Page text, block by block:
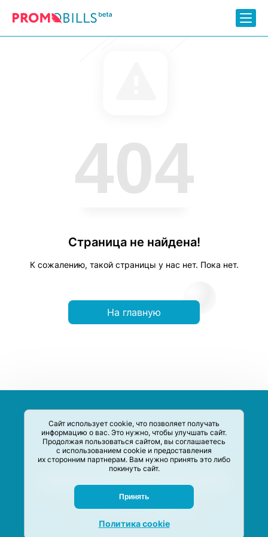
Сайт использует cookie, что позволяет получать
информацию о вас. Это нужно, чтобы улучшать сайт.
Продолжая пользоваться сайтом, вы соглашаетесь
с использованием cookie и предоставления
их сторонним партнерам. Вам нужно принять это либо
покинуть сайт.
Принять
Политика cookie
404
Страница не найдена!
К сожалению, такой страницы у нас нет. Пока нет.
На главную
систематизации акций и скидок на товары и услуги в РФ
Задать вопрос
© M-Social production 2020 –2026